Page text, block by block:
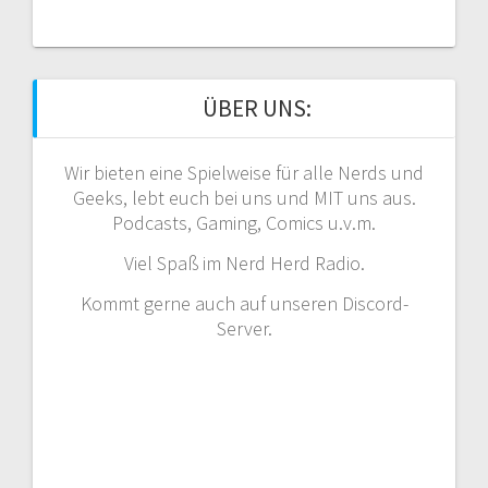
ÜBER UNS:
Wir bieten eine Spielweise für alle Nerds und
Geeks, lebt euch bei uns und MIT uns aus.
Podcasts, Gaming, Comics u.v.m.
Viel Spaß im Nerd Herd Radio.
Kommt gerne auch auf unseren Discord-
Server.